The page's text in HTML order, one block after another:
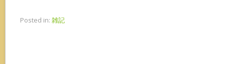
Posted in: 雑記